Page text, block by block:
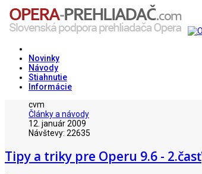
Novinky
Návody
Stiahnutie
Informácie
cvm
Články a návody
12. január 2009
Návštevy: 22635
Tipy a triky pre Operu 9.6 - 2.časť